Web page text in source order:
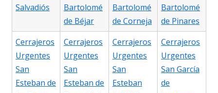
Salvadiós
Bartolomé
de Béjar
Bartolomé
de Corneja
Bartolomé
de Pinares
Cerrajeros
Urgentes
San
Esteban de
Cerrajeros
Urgentes
San
Esteban de
Cerrajeros
Urgentes
San
Esteban
Cerrajeros
Urgentes
San García
de